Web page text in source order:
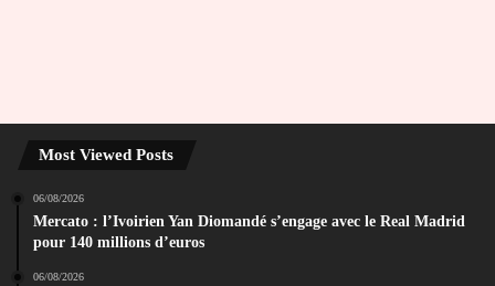
Most Viewed Posts
06/08/2026
Mercato : l’Ivoirien Yan Diomandé s’engage avec le Real Madrid
pour 140 millions d’euros
06/08/2026